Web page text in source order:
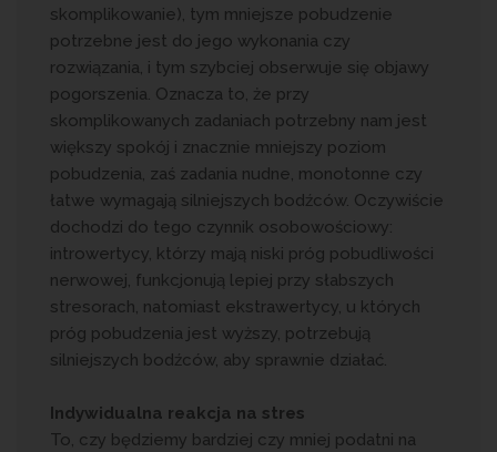
skomplikowanie), tym mniejsze pobudzenie
potrzebne jest do jego wykonania czy
rozwiązania, i tym szybciej obserwuje się objawy
pogorszenia. Oznacza to, że przy
skomplikowanych zadaniach potrzebny nam jest
większy spokój i znacznie mniejszy poziom
pobudzenia, zaś zadania nudne, monotonne czy
łatwe wymagają silniejszych bodźców. Oczywiście
dochodzi do tego czynnik osobowościowy:
introwertycy, którzy mają niski próg pobudliwości
nerwowej, funkcjonują lepiej przy słabszych
stresorach, natomiast ekstrawertycy, u których
próg pobudzenia jest wyższy, potrzebują
silniejszych bodźców, aby sprawnie działać.
Indywidualna reakcja na stres
To, czy będziemy bardziej czy mniej podatni na